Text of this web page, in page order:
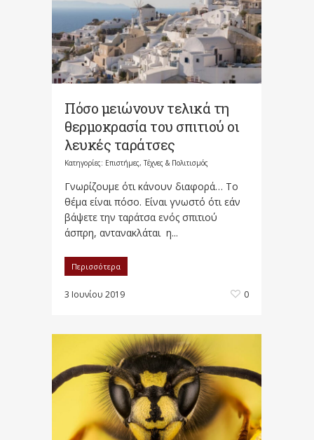
Πόσο μειώνουν τελικά τη
θερμοκρασία του σπιτιού οι
λευκές ταράτσες
Κατηγορίες: Επιστήμες, Τέχνες & Πολιτισμός
Γνωρίζουμε ότι κάνουν διαφορά… Το
θέμα είναι πόσο. Είναι γνωστό ότι εάν
βάψετε την ταράτσα ενός σπιτιού
άσπρη, αντανακλάται η...
Περισσότερα
3 Ιουνίου 2019 0